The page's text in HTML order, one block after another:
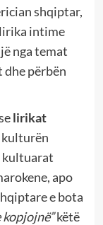
shqiptar,
intime
nga temat
dhe përbën
lirikat
kulturën
kultuarat
apo
e bota
kopjojnë”këtë